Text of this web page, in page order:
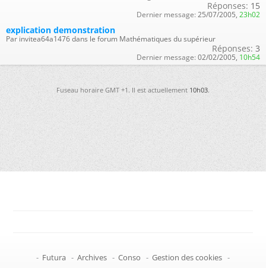
Réponses: 15
Dernier message: 25/07/2005, 23h02
explication demonstration
Par invitea64a1476 dans le forum Mathématiques du supérieur
Réponses: 3
Dernier message: 02/02/2005, 10h54
Fuseau horaire GMT +1. Il est actuellement10h03.
- Futura - Archives - Conso - Gestion des cookies -